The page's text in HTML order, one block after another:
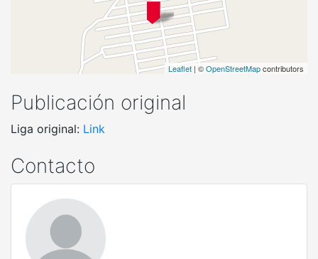
Leaflet | ©OpenStreetMapcontributors
Publicación original
Liga original: Link
Contacto